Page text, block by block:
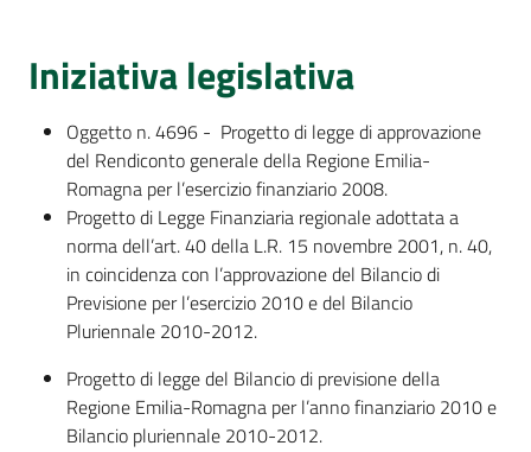
Iniziativa legislativa
Oggetto n. 4696 - Progetto di legge di approvazione
del Rendiconto generale della Regione Emilia-
Romagna per l’esercizio finanziario 2008.
Progetto di Legge Finanziaria regionale adottata a
norma dell’art. 40 della L.R. 15 novembre 2001, n. 40,
in coincidenza con l’approvazione del Bilancio di
Previsione per l’esercizio 2010 e del Bilancio
Pluriennale 2010-2012.
Progetto di legge del Bilancio di previsione della
Regione Emilia-Romagna per l’anno finanziario 2010 e
Bilancio pluriennale 2010-2012.